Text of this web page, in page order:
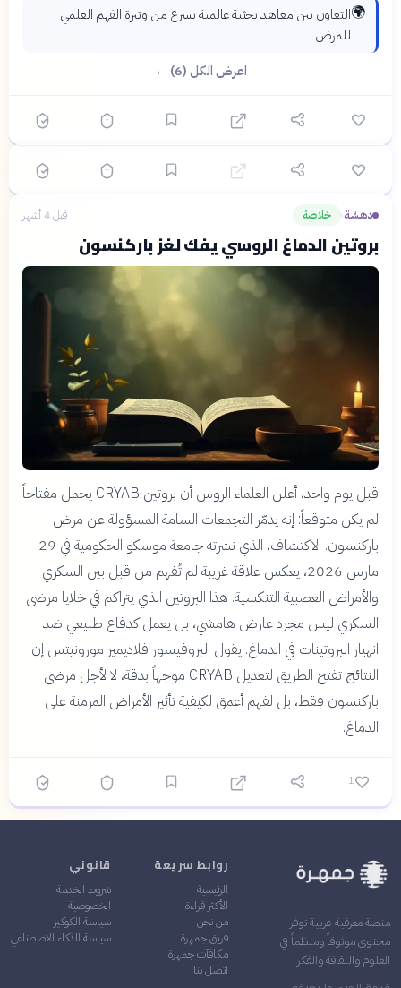
🌍التعاون بين معاهد بحثية عالمية يسرع من وتيرة الفهم العلمي
للمرض
اعرض الكل (6) ←
؟ دهشة اختيار متعدد
والأمراض العصبية الشائعة
🎯
6سؤال 🟡 متوسط ابدأ ←
دهشة› خلاصة قبل 4 أشهر
بروتين الدماغ الروسي يفك لغز باركنسون
قبل يوم واحد، أعلن العلماء الروس أن بروتين CRYAB يحمل مفتاحاً
لم يكن متوقعاً: إنه يدمّر التجمعات السامة المسؤولة عن مرض
باركنسون. الاكتشاف، الذي نشرته جامعة موسكو الحكومية في 29
مارس 2026، يعكس علاقة غريبة لم تُفهم من قبل بين السكري
والأمراض العصبية التنكسية. هذا البروتين الذي يتراكم في خلايا مرضى
السكري ليس مجرد عارض هامشي، بل يعمل كدفاع طبيعي ضد
انهيار البروتينات في الدماغ. يقول البروفيسور فلاديمير مورونيتس إن
النتائج تفتح الطريق لتعديل CRYAB موجهاً بدقة، لا لأجل مرضى
باركنسون فقط، بل لفهم أعمق لكيفية تأثير الأمراض المزمنة على
الدماغ.
1
منصة معرفية عربية توفر
محتوى موثوقاً ومنظماً في
العلوم والثقافة والفكر
روابط سريعة
الرئيسية
الأكثر قراءة
من نحن
فريق جمهرة
مكافآت جمهرة
اتصل بنا
قانوني
شروط الخدمة
الخصوصية
سياسة الكوكيز
سياسة الذكاء الاصطناعي